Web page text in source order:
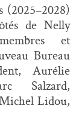
de Nelly
et
Bureau
Aurélie
Salzard,
Lidou,